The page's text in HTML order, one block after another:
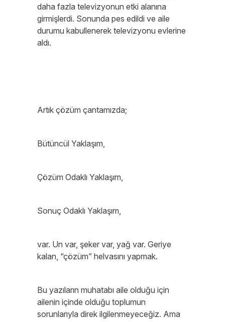
daha fazla televizyonun etki alanına
girmişlerdi. Sonunda pes edildi ve aile
durumu kabullenerek televizyonu evlerine
aldı.
Artık çözüm çantamızda;
Bütüncül Yaklaşım,
Çözüm Odaklı Yaklaşım,
Sonuç Odaklı Yaklaşım,
var. Un var, şeker var, yağ var. Geriye
kalan, “çözüm” helvasını yapmak.
Bu yazıların muhatabı aile olduğu için
ailenin içinde olduğu toplumun
sorunlarıyla direk ilgilenmeyeceğiz. Ama